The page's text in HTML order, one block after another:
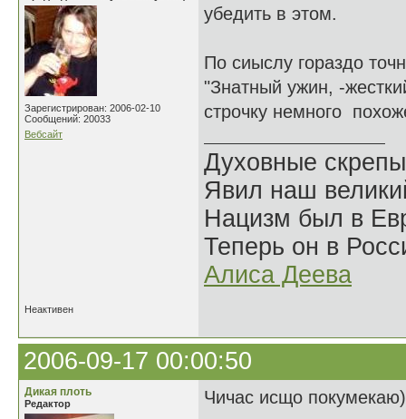
Зарегистрирован: 2006-02-10
Сообщений: 20033
Вебсайт
убедить в этом.
По сиыслу гораздо
"Знатный ужин, -
строчку немного
Духовные
Явил наш
Нацизм был в
Теперь он в
Алиса Деева
Неактивен
2006-09-17 00:00:50
Дикая плоть
Редактор Чичас исщо